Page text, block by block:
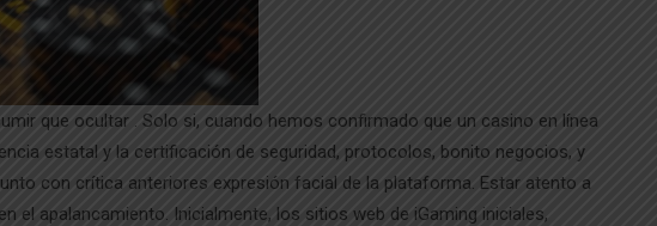
que ocultar . Solo si, cuando hemos confirmado que un casino en línea
estatal y la certificación de seguridad, protocolos, bonito negocios, y
con crítica anteriores expresión facial de la plataforma. Estar atento a
el apalancamiento. Inicialmente, los sitios web de iGaming iniciales,